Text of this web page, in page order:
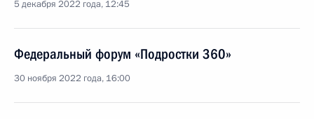
5 декабря 2022 года, 12:45
Федеральный форум «Подростки 360»
30 ноября 2022 года, 16:00